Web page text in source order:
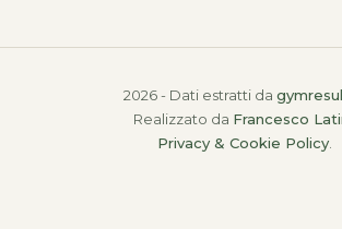
2026 - Dati estratti da
Realizzato da Francesco
Privacy & Cookie Policy